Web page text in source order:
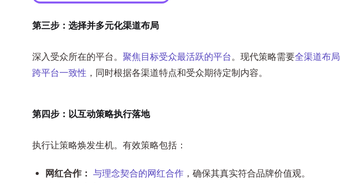
第三步：选择并多元化渠道布局
深入受众所在的平台。 聚焦目标受众最活跃的平台。现代策略需要全渠道布局
跨平台一致性 ，同时根据各渠道特点和受众期待定制内容。
第四步：以互动策略执行落地
执行让策略焕发生机。有效策略包括：
网红合作： 与理念契合的网红合作 ，确保其真实符合品牌价值观。